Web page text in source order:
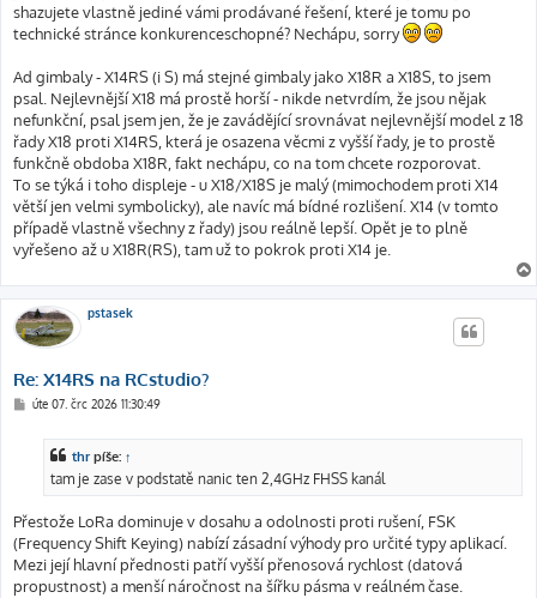
shazujete vlastně jediné vámi prodávané řešení, které je tomu po
technické stránce konkurenceschopné? Nechápu, sorry
Ad gimbaly - X14RS (i S) má stejné gimbaly jako X18R a X18S, to jsem
psal. Nejlevnější X18 má prostě horší - nikde netvrdím, že jsou nějak
nefunkční, psal jsem jen, že je zavádějící srovnávat nejlevnější model z 18
řady X18 proti X14RS, která je osazena věcmi z vyšší řady, je to prostě
funkčně obdoba X18R, fakt nechápu, co na tom chcete rozporovat.
To se týká i toho displeje - u X18/X18S je malý (mimochodem proti X14
větší jen velmi symbolicky), ale navíc má bídné rozlišení. X14 (v tomto
případě vlastně všechny z řady) jsou reálně lepší. Opět je to plně
vyřešeno až u X18R(RS), tam už to pokrok proti X14 je.
pstasek
Re: X14RS na RCstudio?
P
k
úte 07. črc 2026 11:30:49
thrpíše: ↑
tam je zase v podstatě nanic ten 2,4GHz FHSS kanál
Přestože LoRa dominuje v dosahu a odolnosti proti rušení, FSK
(Frequency Shift Keying) nabízí zásadní výhody pro určité typy aplikací.
Mezi její hlavní přednosti patří vyšší přenosová rychlost (datová
propustnost) a menší náročnost na šířku pásma v reálném čase.